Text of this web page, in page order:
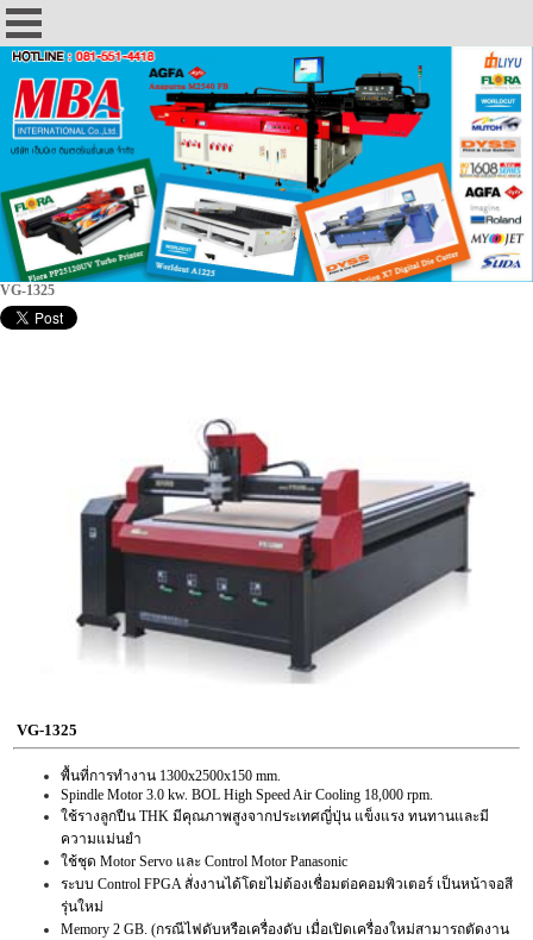
VG-1325
VG-1325
พื้นที่การทำงาน 1300x2500x150 mm.
Spindle Motor 3.0 kw. BOL High Speed Air Cooling 18,000 rpm.
ใช้รางลูกปืน THK มีคุณภาพสูงจากประเทศญี่ปุ่น แข็งแรง ทนทานและมี
ความแม่นยำ
ใช้ชุด Motor Servo และ Control Motor Panasonic
ระบบ Control FPGA สั่งงานได้โดยไม่ต้องเชื่อมต่อคอมพิวเตอร์ เป็นหน้าจอสี
รุ่นใหม่
Memory 2 GB. (กรณีไฟดับหรือเครื่องดับ เมื่อเปิดเครื่องใหม่สามารถตัดงาน